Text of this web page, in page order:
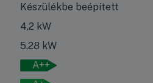
Készülékbe beépített
4,2 kW
5,28 kW
A++